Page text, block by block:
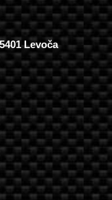
Levoča